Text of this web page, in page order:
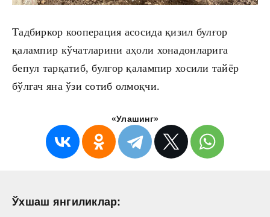
Тадбиркор кооперация асосида қизил булғор
қалампир кўчатларини аҳоли хонадонларига
бепул тарқатиб, булғор қалампир хосили тайёр
бўлгач яна ўзи сотиб олмоқчи.
«Улашинг»
Ўхшаш янгиликлар: